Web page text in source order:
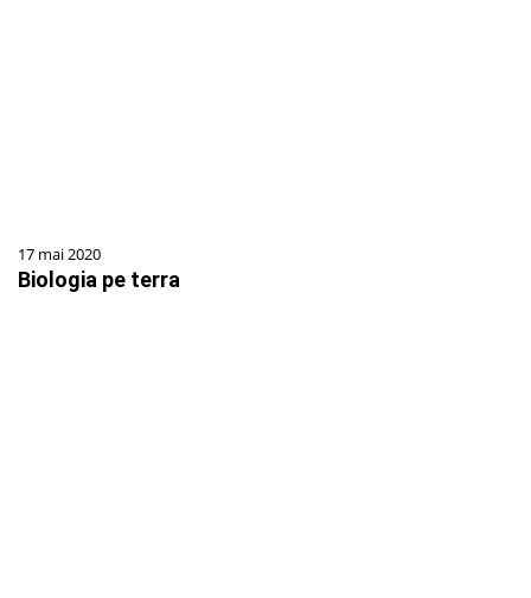
17 mai 2020
Biologia pe terra